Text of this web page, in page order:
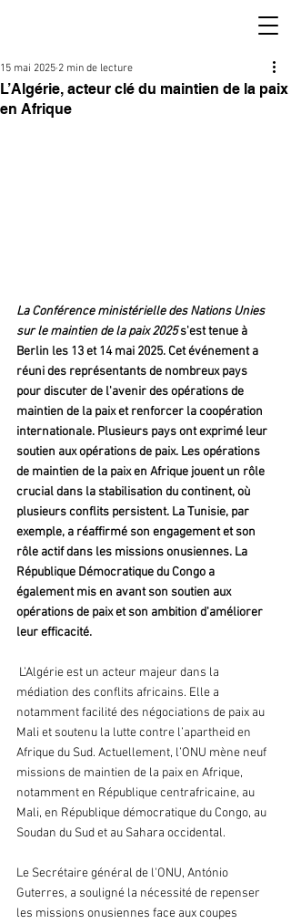
L’Algérie, acteur clé du maintien de la paix
en Afrique
15 mai 2025 2 min de lecture
La Conférence ministérielle des Nations Unies
sur le maintien de la paix 2025 s'est tenue à
Berlin les 13 et 14 mai 2025. Cet événement a
réuni des représentants de nombreux pays
pour discuter de l'avenir des opérations de
maintien de la paix et renforcer la coopération
internationale. Plusieurs pays ont exprimé leur
soutien aux opérations de paix. Les opérations
de maintien de la paix en Afrique jouent un rôle
crucial dans la stabilisation du continent, où
plusieurs conflits persistent. La Tunisie, par
exemple, a réaffirmé son engagement et son
rôle actif dans les missions onusiennes. La
République Démocratique du Congo a
également mis en avant son soutien aux
opérations de paix et son ambition d'améliorer
leur efficacité.
L’Algérie est un acteur majeur dans la
médiation des conflits africains. Elle a
notamment facilité des négociations de paix au
Mali et soutenu la lutte contre l’apartheid en
Afrique du Sud. Actuellement, l’ONU mène neuf
missions de maintien de la paix en Afrique,
notamment en République centrafricaine, au
Mali, en République démocratique du Congo, au
Soudan du Sud et au Sahara occidental.
Le Secrétaire général de l'ONU, António
Guterres, a souligné la nécessité de repenser
les missions onusiennes face aux coupes